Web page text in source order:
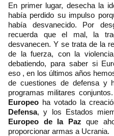
En primer lugar, desecha la
había perdido su impulso
había desvanecido. Por
recuerda que el mal, la
desvanecen. Y se trata de la
de la fuerza, con la
debatiendo, para saber si
eso , en los últimos años
de cuestiones de defensa y
programas militares
Europeo ha votado la
Defensa, y los Estados
Europeo de la Paz que
proporcionar armas a Ucrania.